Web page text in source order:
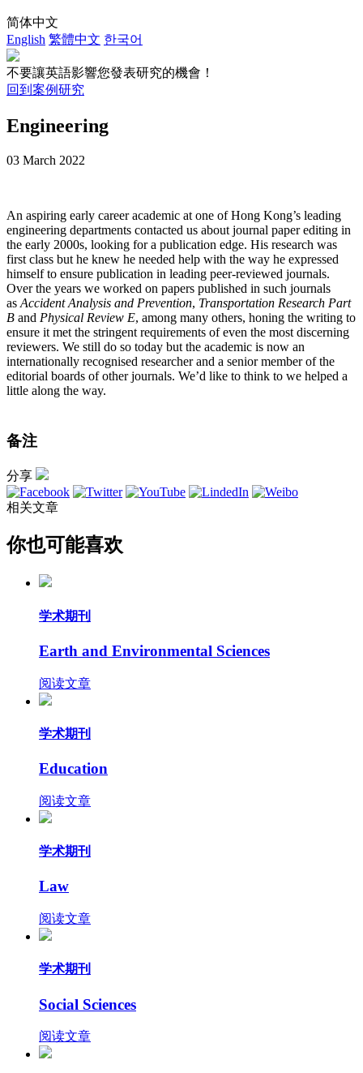
简体中文
English 繁體中文 한국어
不要讓英語影響您發表研究的機會！
回到案例研究
Engineering
03 March 2022
An aspiring early career academic at one of Hong Kong’s leading
engineering departments contacted us about journal paper editing in
the early 2000s, looking for a publication edge. His research was
first class but he knew he needed help with the way he expressed
himself to ensure publication in leading peer-reviewed journals.
Over the years we worked on papers published in such journals
as Accident Analysis and Prevention, Transportation Research Part
B and Physical Review E, among many others, honing the writing to
ensure it met the stringent requirements of even the most discerning
reviewers. We still do so today but the academic is now an
internationally recognised researcher and a senior member of the
editorial boards of other journals. We’d like to think to we helped a
little along the way.
备注
分享
相关文章
你也可能喜欢
学术期刊
Earth and Environmental Sciences
阅读文章
学术期刊
Education
阅读文章
学术期刊
Law
阅读文章
学术期刊
Social Sciences
阅读文章